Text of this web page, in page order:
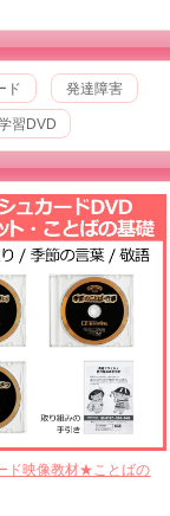
ド 発達障害
習DVD
ド映像教材★ことばの